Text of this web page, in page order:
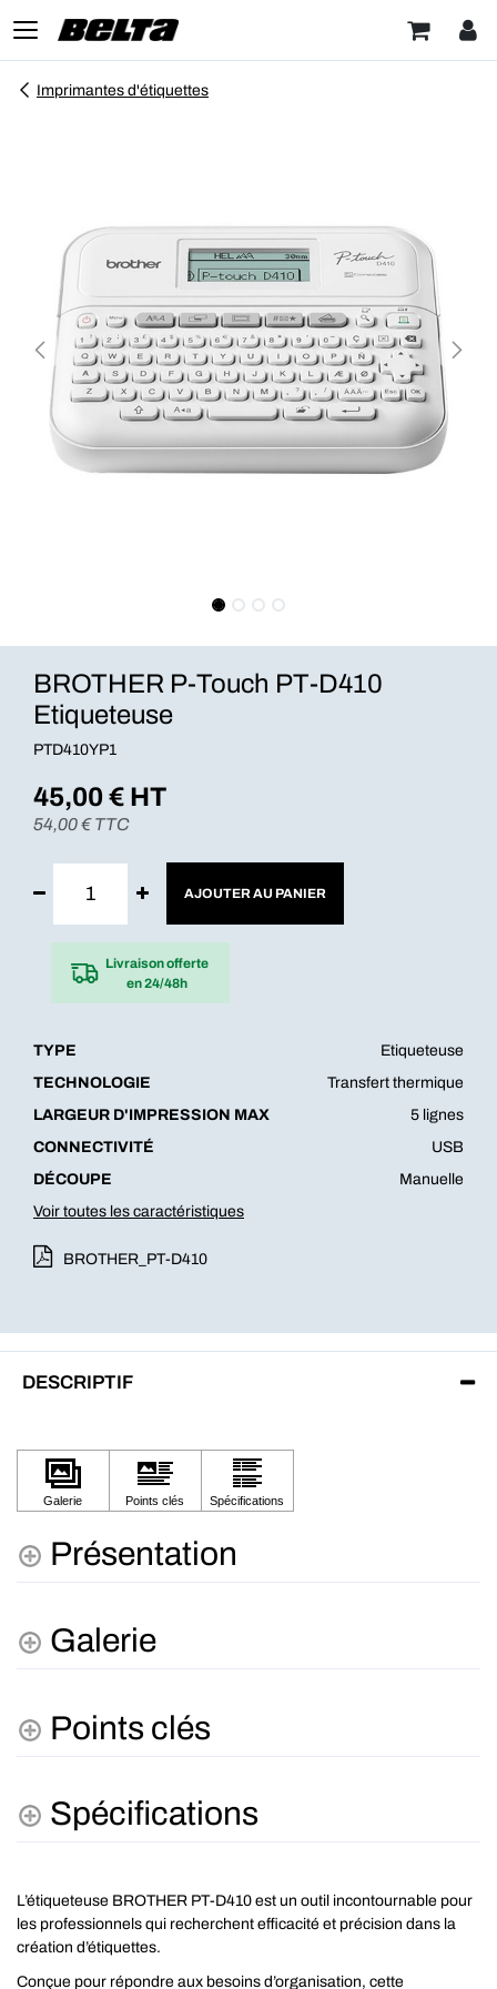
Imprimantes d'étiquettes
BROTHER P-Touch PT-D410
Etiqueteuse
PTD410YP1
45,00€ HT
54,00€ TTC
AJOUTER AU PANIER
Livraison offerte
en 24/48h
TYPE
Etiqueteuse
TECHNOLOGIE
Transfert thermique
LARGEUR D'IMPRESSION MAX
5 lignes
CONNECTIVITÉ
USB
DÉCOUPE
Manuelle
Voir toutes les caractéristiques
BROTHER_PT-D410
DESCRIPTIF
Présentation
Galerie
Points clés
Spécifications
L’étiqueteuse BROTHER PT-D410 est un outil incontournable pour
les professionnels qui recherchent efficacité et précision dans la
création d’étiquettes.
Conçue pour répondre aux besoins d’organisation, cette